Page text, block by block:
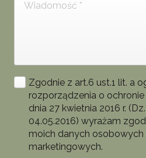
Zgodnie z art.6 ust.1 lit. a
rozporządzenia o
dnia 27 kwietnia 2016 r.
04.05.2016) wyrażam
moich danych
marketingowych.